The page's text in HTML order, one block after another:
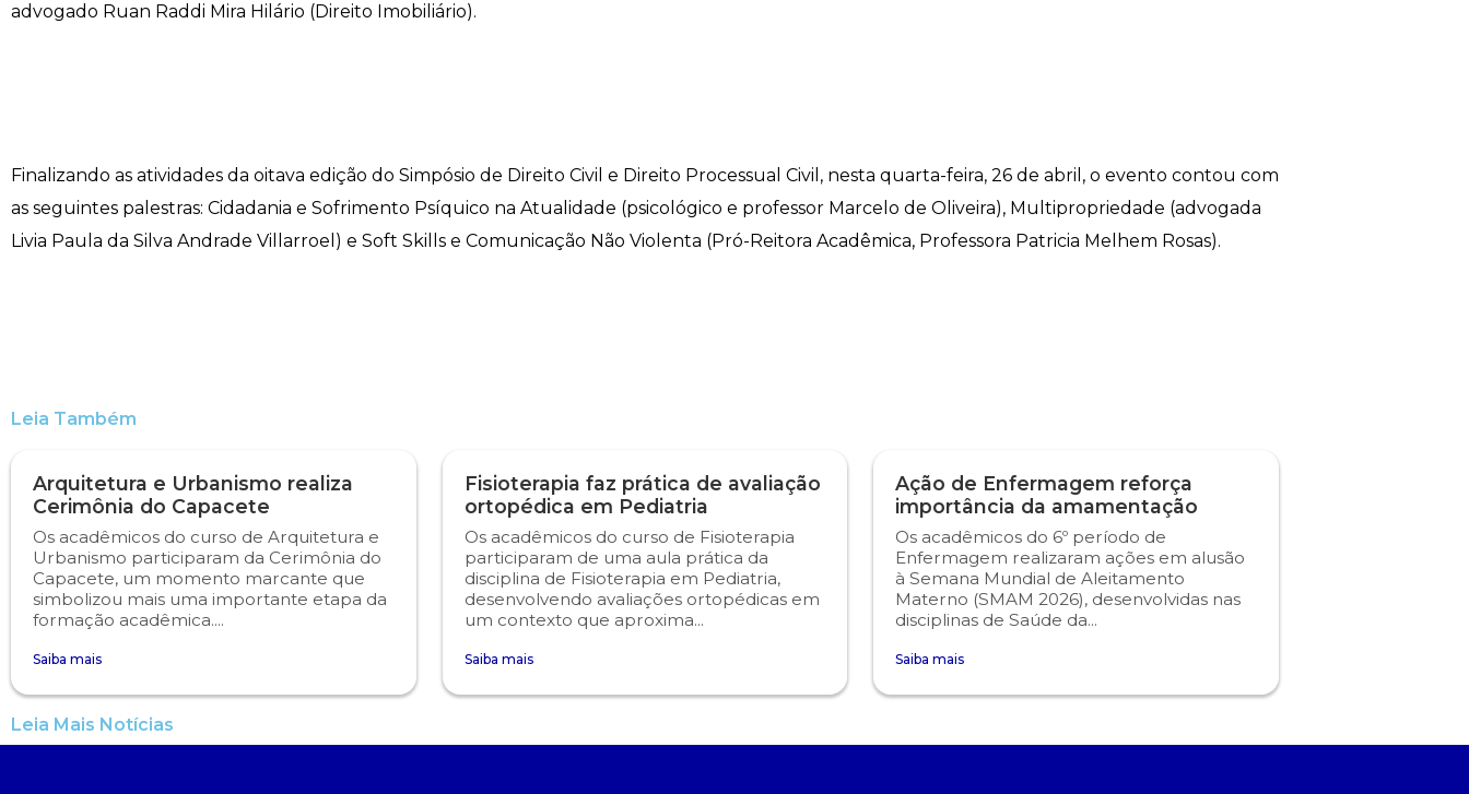
advogado Ruan Raddi Mira Hilário (Direito Imobiliário).
Finalizando as atividades da oitava edição do Simpósio de Direito Civil e Direito Processual Civil, nesta quarta-feira, 26 de abril, o evento contou com
as seguintes palestras: Cidadania e Sofrimento Psíquico na Atualidade (psicológico e professor Marcelo de Oliveira), Multipropriedade (advogada
Livia Paula da Silva Andrade Villarroel) e Soft Skills e Comunicação Não Violenta (Pró-Reitora Acadêmica, Professora Patricia Melhem Rosas).
Leia Também
Arquitetura e Urbanismo realiza
Cerimônia do Capacete
Os acadêmicos do curso de Arquitetura e
Urbanismo participaram da Cerimônia do
Capacete, um momento marcante que
simbolizou mais uma importante etapa da
formação acadêmica....
Saiba mais
Fisioterapia faz prática de avaliação
ortopédica em Pediatria
Os acadêmicos do curso de Fisioterapia
participaram de uma aula prática da
disciplina de Fisioterapia em Pediatria,
desenvolvendo avaliações ortopédicas em
um contexto que aproxima...
Saiba mais
Ação de Enfermagem reforça
importância da amamentação
Os acadêmicos do 6º período de
Enfermagem realizaram ações em alusão
à Semana Mundial de Aleitamento
Materno (SMAM 2026), desenvolvidas nas
disciplinas de Saúde da...
Saiba mais
Leia Mais Notícias
Medicina
Psicologia
Publicidade e Propaganda
Minha Biblioteca
Segunda Chamada
Seguro Escolar
Sapien
Simulado Preparatório
NAPP e NAPC
Publicações Científicas
Revistas Campo Real
WhatsApp Campo Real